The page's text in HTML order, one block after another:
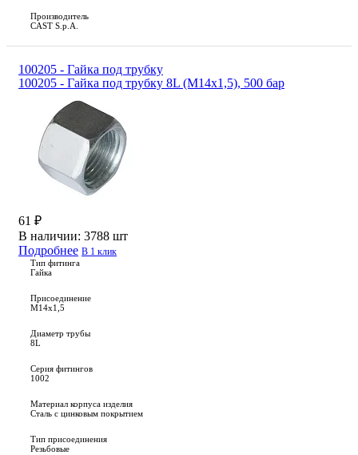
Производитель
CAST S.p.A.
100205 - Гайка под трубку
100205 - Гайка под трубку 8L (М14х1,5), 500 бар
61 ₽
В наличии: 3788 шт
Подробнее В 1 клик
Тип фитинга
Гайка
Присоединение
M14x1,5
Диаметр трубы
8L
Серия фитингов
1002
Материал корпуса изделия
Сталь с цинковым покрытием
Тип присоединения
Резьбовые